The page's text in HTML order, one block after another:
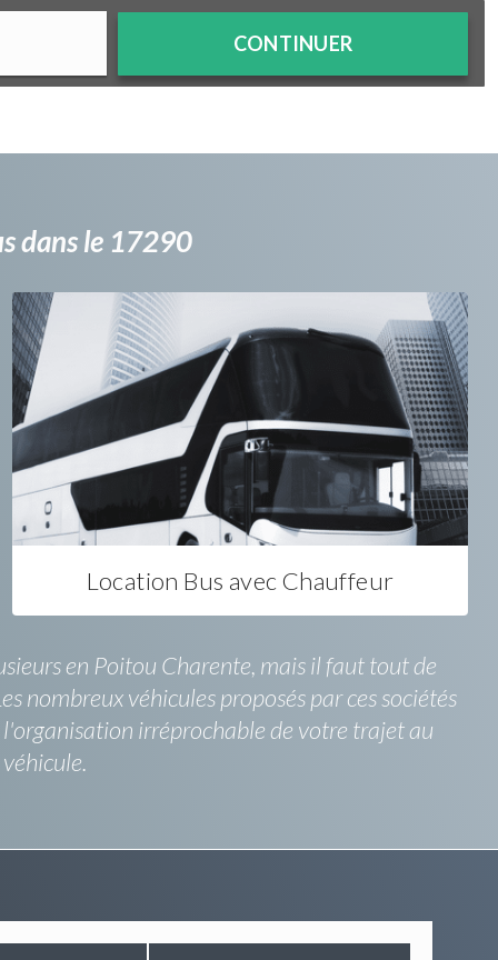
CONTINUER
dans le 17290
Location Bus avec Chauffeur
en Poitou Charente, mais il faut tout de
nombreux véhicules proposés par ces sociétés
irréprochable de votre trajet au